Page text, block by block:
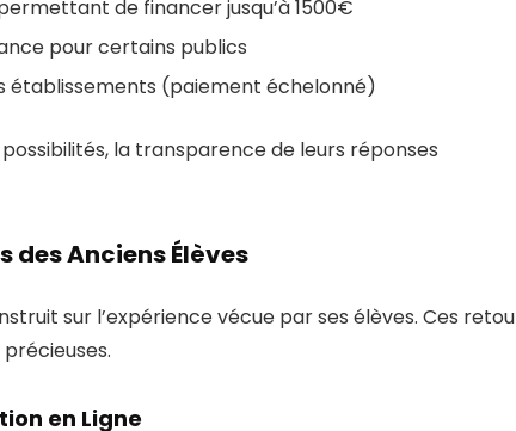
de financer jusqu’à 1500€
pour certains publics
établissements (paiement échelonné)
la transparence de leurs réponses
des Anciens Élèves
sur l’expérience vécue par ses élèves. Ces
en Ligne